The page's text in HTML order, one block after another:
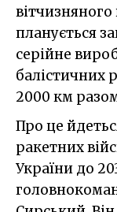
планується
серійне
балістичних
2000 км
Про це
ракетних
України до